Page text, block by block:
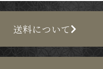
送料について